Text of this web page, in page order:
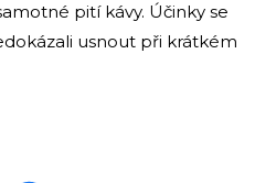
pití kávy. Účinky se
usnout při krátkém